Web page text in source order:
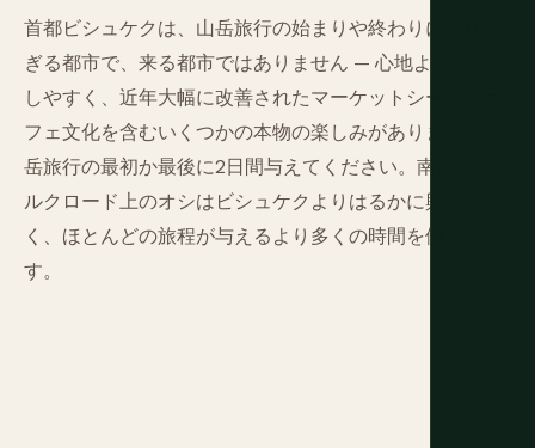
首都ビシュケクは、山岳旅行の始まりや終わりに通り過
ぎる都市で、来る都市ではありません — 心地よく、管理
しやすく、近年大幅に改善されたマーケットシーンとカ
フェ文化を含むいくつかの本物の楽しみがあります。山
岳旅行の最初か最後に2日間与えてください。南部のシ
ルクロード上のオシはビシュケクよりはるかに興味深
く、ほとんどの旅程が与えるより多くの時間を値しま
す。